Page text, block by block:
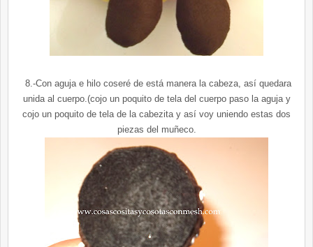
8.-Con aguja e hilo coseré de está manera la cabeza, así quedara
unida al cuerpo.(cojo un poquito de tela del cuerpo paso la aguja y
cojo un poquito de tela de la cabezita y así voy uniendo estas dos
piezas del muñeco.